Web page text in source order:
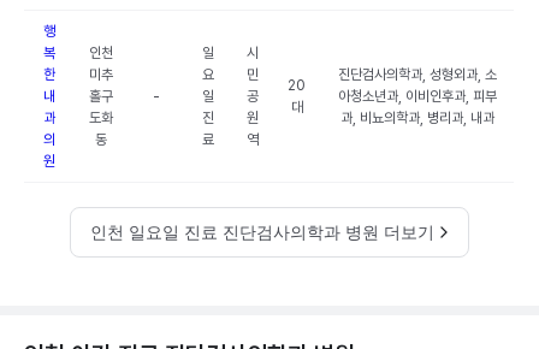
행
복
한
내
과
의
원
인천
미추
홀구
도화
동
-
일
요
일
진
료
시
민
공
원
역
20
대
진단검사의학과, 성형외과, 소
아청소년과, 이비인후과, 피부
과, 비뇨의학과, 병리과, 내과
인천 일요일 진료 진단검사의학과 병원 더보기